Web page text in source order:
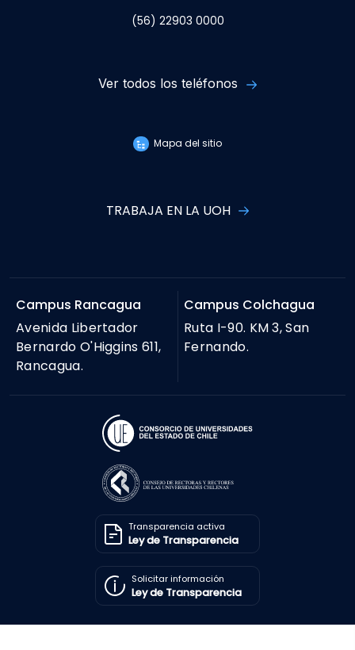
(56) 22903 0000
Ver todos los teléfonos
Mapa del sitio
TRABAJA EN LA UOH
Campus Rancagua
Avenida Libertador
Bernardo O'Higgins 611,
Rancagua.
Campus Colchagua
Ruta I-90. KM 3, San
Fernando.
Transparencia activa
Ley de Transparencia
Solicitar información
Ley de Transparencia